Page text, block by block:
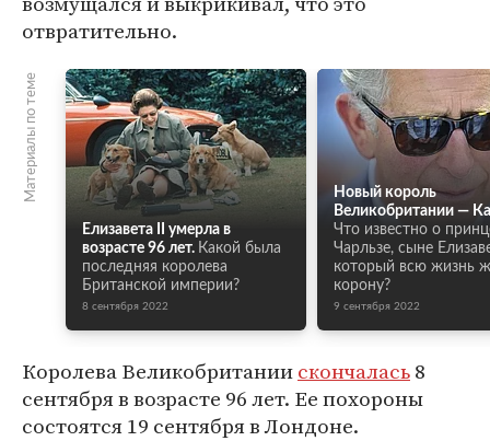
отвратительно.
Материалы по теме
Елизавета II умерла в
возрасте 96 лет. Какой была
последняя королева
Британской империи?
8 сентября 2022
Новый король
Великобритании —
Что известно о
Чарльзе, сыне
который всю жизнь
корону?
9 сентября 2022
Королева Великобританиискончалась8
сентября в возрасте 96 лет. Ее похороны
состоятся 19 сентября в Лондоне.